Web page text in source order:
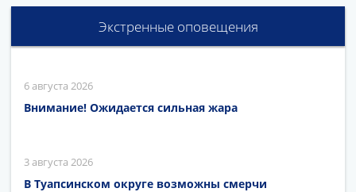
Экстренные оповещения
6 августа 2026
Внимание! Ожидается сильная жара
3 августа 2026
В Туапсинском округе возможны смерчи